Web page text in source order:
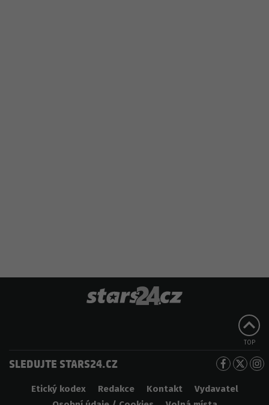
TOP
SLEDUJTE STARS24.CZ
Etický kodex Redakce Kontakt
Vydavatel